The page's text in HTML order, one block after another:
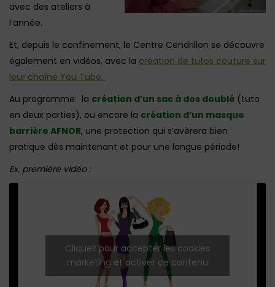
avec des ateliers à
l’année.
Et, depuis le confinement, le Centre Cendrillon se découvre
également en vidéos, avec la création de tutos couture sur
leur chaîne You Tube.
Au programme: la création d’un sac à dos doublé (tuto
en deux parties), ou encore la création d’un masque
barrière AFNOR, une protection qui s’avèrera bien
pratique dès maintenant et pour une longue période!
Ex, première vidéo :
Cliquez pour accepter les cookies
marketing et activer ce contenu